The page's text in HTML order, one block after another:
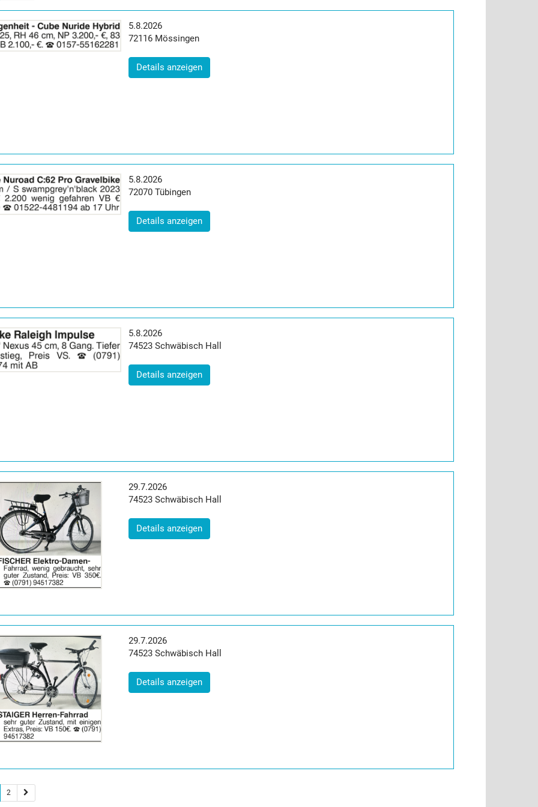
Erscheinungsdatum:
5.8.2026
Postleitzahl:
72116 Ort:
Mössingen
Details anzeigen(ID: 2065065)
Erscheinungsdatum:
5.8.2026
Postleitzahl:
72070 Ort:
Tübingen
Details anzeigen(ID: 2065085)
Erscheinungsdatum:
5.8.2026
Postleitzahl:
74523 Ort:
Schwäbisch Hall
Details anzeigen(ID: 2065107)
Erscheinungsdatum:
29.7.2026
Postleitzahl:
74523 Ort:
Schwäbisch Hall
Details anzeigen(ID: 2063425)
Erscheinungsdatum:
29.7.2026
Postleitzahl:
74523 Ort:
Schwäbisch Hall
Details anzeigen(ID: 2063426)
2